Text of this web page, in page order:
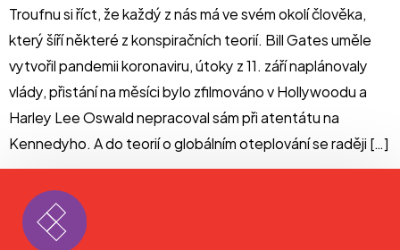
Troufnu si říct, že každý z nás má ve svém okolí člověka,
který šíří některé z konspiračních teorií. Bill Gates uměle
vytvořil pandemii koronaviru, útoky z 11. září naplánovaly
vlády, přistání na měsíci bylo zfilmováno v Hollywoodu a
Harley Lee Oswald nepracoval sám při atentátu na
Kennedyho. A do teorií o globálním oteplování se raději […]